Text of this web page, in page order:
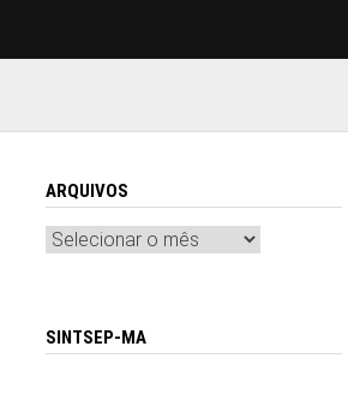
ARQUIVOS
Arquivos
SINTSEP-MA